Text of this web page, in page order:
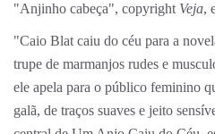
"Anjinho cabeça", copyright Veja,
"Caio Blat caiu do céu para a
trupe de marmanjos rudes e
ele apela para o público feminino
galã, de traços suaves e jeito